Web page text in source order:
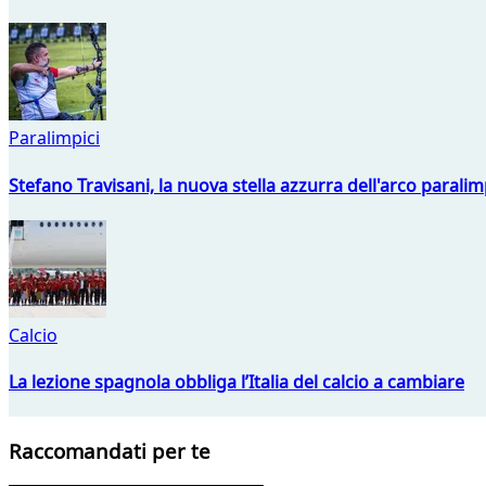
Paralimpici
Stefano Travisani, la nuova stella azzurra dell'arco
Calcio
La lezione spagnola obbliga l’Italia del calcio a cambiare
Raccomandati per te